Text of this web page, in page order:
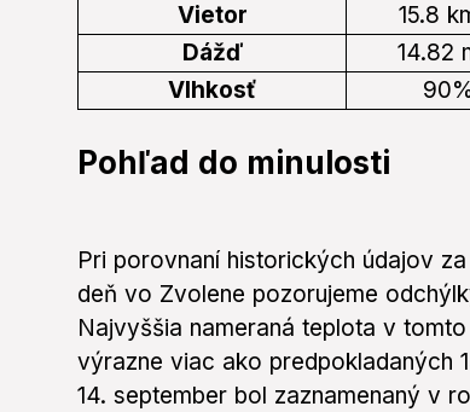
Vietor
15.8
Dážď
14.82
Vlhkosť
Pohľad do minulosti
Pri porovnaní historických údajov
deň vo Zvolene pozorujeme
Najvyššia nameraná teplota v
výrazne viac ako predpokladaných
14. september bol zaznamenaný v